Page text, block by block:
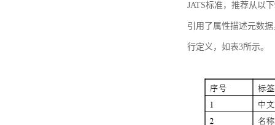
JATS标准，推荐从以
引用了属性描述元数
行定义，如表3所示。